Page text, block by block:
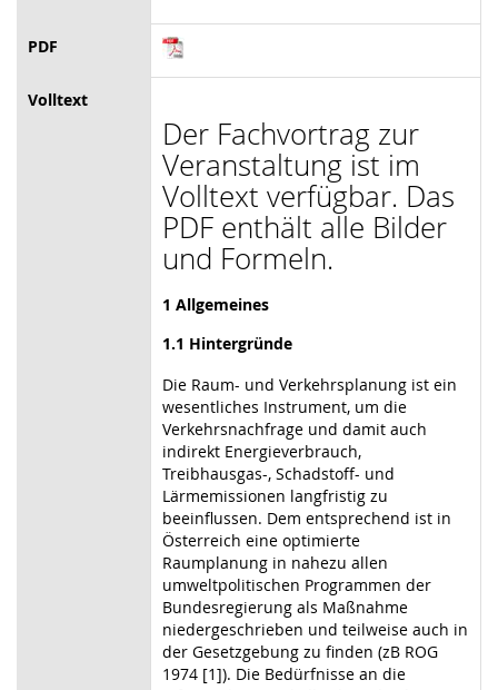
PDF
Volltext
Der Fachvortrag zur
Veranstaltung ist im
Volltext verfügbar. Das
PDF enthält alle Bilder
und Formeln.
1 Allgemeines
1.1 Hintergründe
Die Raum- und Verkehrsplanung ist ein
wesentliches Instrument, um die
Verkehrsnachfrage und damit auch
indirekt Energieverbrauch,
Treibhausgas-, Schadstoff- und
Lärmemissionen langfristig zu
beeinflussen. Dem entsprechend ist in
Österreich eine optimierte
Raumplanung in nahezu allen
umweltpolitischen Programmen der
Bundesregierung als Maßnahme
niedergeschrieben und teilweise auch in
der Gesetzgebung zu finden (zB ROG
1974 [1]). Die Bedürfnisse an die